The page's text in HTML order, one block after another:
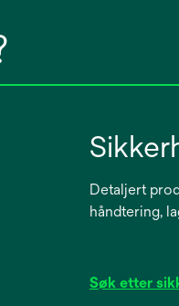
Detaljert
håndtering,
Søk etter